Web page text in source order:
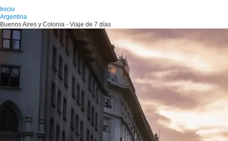
Inicio
Argentina
Buenos Aires y Colonia - Viaje de 7 días